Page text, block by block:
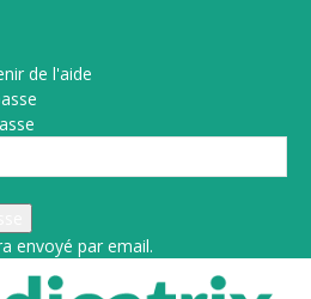
de l'aide
envoyé par email.